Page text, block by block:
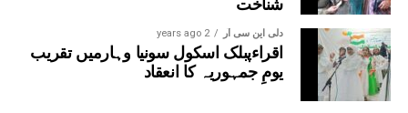
دلی این سی آر 2 years ago
اقراءپبلک اسکول سونیا وہارمیں تقریب
یومِ جمہوریہ کا انعقاد